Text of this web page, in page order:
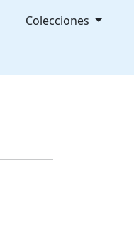
Colecciones